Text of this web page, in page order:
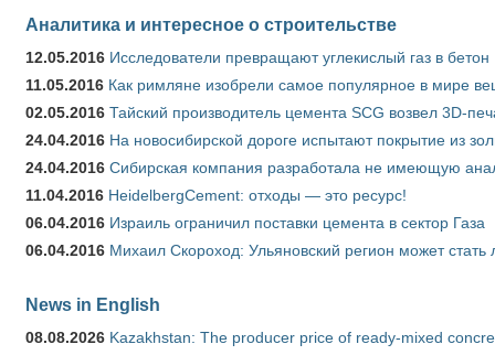
Аналитика и интересное о строительстве
12.05.2016 Исследователи превращают углекислый газ в бетон
11.05.2016 Как римляне изобрели самое популярное в мире
02.05.2016 Тайский производитель цемента SCG возвел 3D-
24.04.2016 На новосибирской дороге испытают покрытие из
24.04.2016 Сибирская компания разработала не имеющую
11.04.2016 HeidelbergCement: отходы — это ресурс!
06.04.2016 Израиль ограничил поставки цемента в сектор Газа
06.04.2016 Михаил Скороход: Ульяновский регион может
News in English
08.08.2026 Kazakhstan: The producer price of ready-mixed